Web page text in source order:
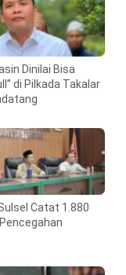
Dinilai Bisa
di Pilkada Takalar
Catat 1.880